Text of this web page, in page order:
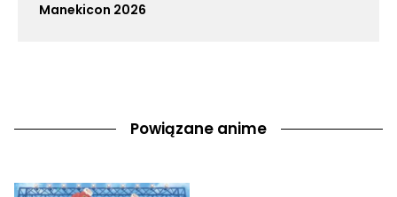
Manekicon 2026
Powiązane anime